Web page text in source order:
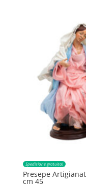
Spedizione gratuita!
Presepe
cm 45